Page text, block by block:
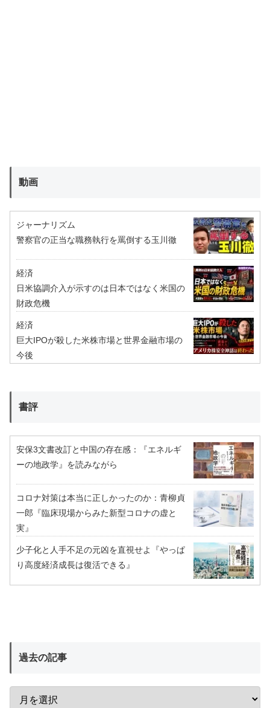
動画
ジャーナリズム
警察官の正当な職務執行を罵倒する玉川徹
経済
日米協調介入が示すのは日本ではなく米国の
財政危機
経済
巨大IPOが殺した米株市場と世界金融市場の
今後
書評
安保3文書改訂と中国の存在感：『エネルギ
ーの地政学』を読みながら
コロナ対策は本当に正しかったのか：青柳貞
一郎『臨床現場からみた新型コロナの虚と
実』
少子化と人手不足の元凶を直視せよ『やっぱ
り高度経済成長は復活できる』
過去の記事